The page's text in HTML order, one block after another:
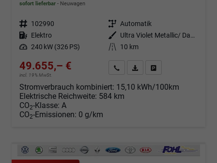
sofort lieferbar Neuwagen
Fahrzeugnr. 102990 Getriebe Automatik
Kraftstoff Elektro Außenfarbe
Ultra Violet Metallic/ Dach Schwarz
Leistung 240 kW (326 PS) Kilometerstand 10 km
49.655,– €
incl. 19% MwSt.
Angebot anfordern
Fahrzeugexpose (PDF)
Stromverbrauch kombiniert: 15,10 kWh/100km
Elektrische Reichweite: 584 km
CO2-Klasse: A
CO2-Emissionen: 0 g/km